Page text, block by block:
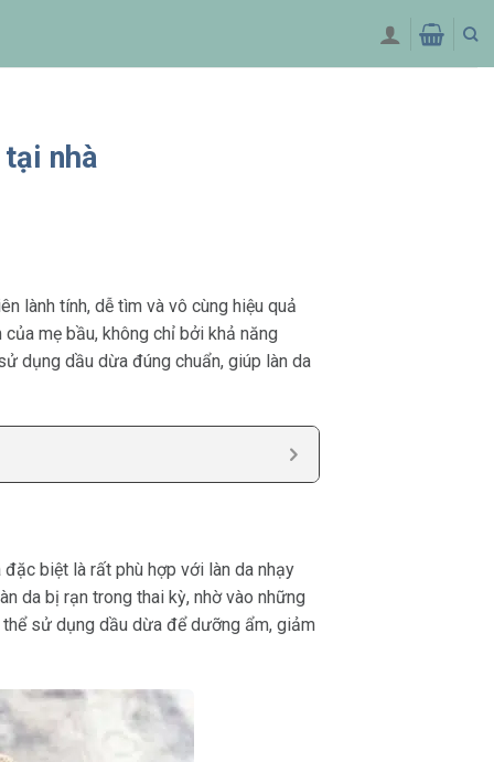
nhà
lành tính, dễ tìm và vô cùng hiệu quả
mẹ bầu, không chỉ bởi khả năng
dụng dầu dừa đúng chuẩn, giúp làn da
biệt là rất phù hợp với làn da nhạy
da bị rạn trong thai kỳ, nhờ vào những
sử dụng dầu dừa để dưỡng ẩm, giảm